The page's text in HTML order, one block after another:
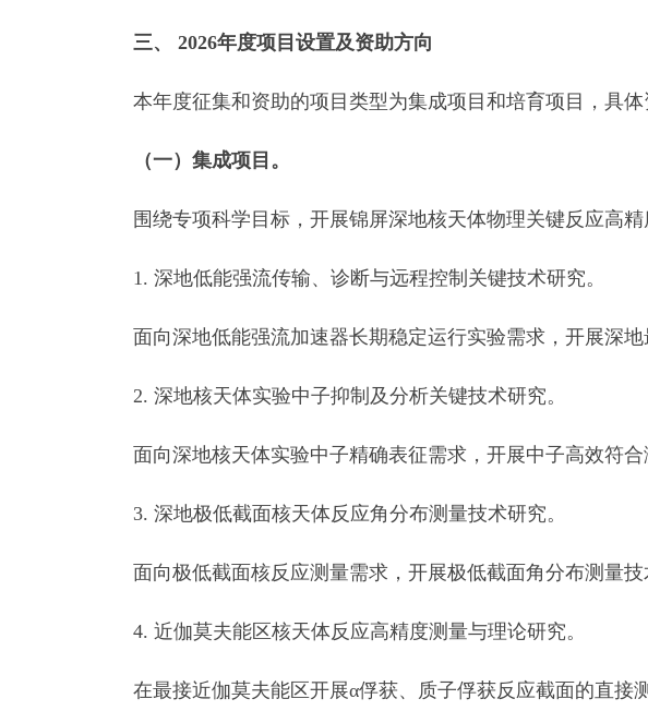
三、 2026年度项目设置及资助方向
本年度征集和资助的项目类型为集成项目和培育项目，具体
（一）集成项目 。
围绕专项科学目标，开展锦屏深地核天体物理关键反应高精
1. 深地低能强流传输、诊断与远程控制关键技术研究。
面向深地低能强流加速器长期稳定运行实验需求，开展深地
2. 深地核天体实验中子抑制及分析关键技术研究。
面向深地核天体实验中子精确表征需求，开展中子高效符合
3. 深地极低截面核天体反应角分布测量技术研究。
面向极低截面核反应测量需求，开展极低截面角分布测量技
4. 近伽莫夫能区核天体反应高精度测量与理论研究。
在最接近伽莫夫能区开展α俘获、质子俘获反应截面的直接